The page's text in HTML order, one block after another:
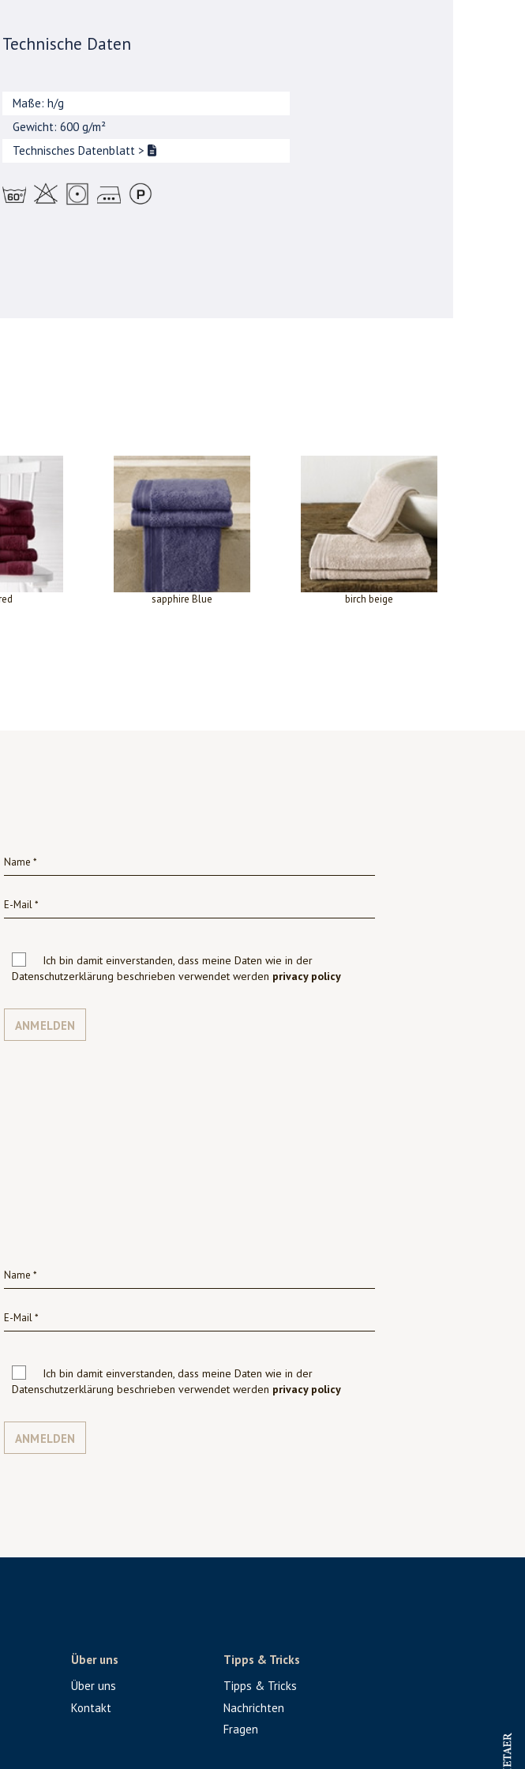
Technische Daten
Maße: h/g
Gewicht: 600 g/m²
Technisches Datenblatt >
sapphire Blue birch beige
Ich bin damit einverstanden, dass meine Daten wie in der
Datenschutzerklärung beschrieben verwendet werden privacy policy
ANMELDEN
Ich bin damit einverstanden, dass meine Daten wie in der
Datenschutzerklärung beschrieben verwendet werden privacy policy
ANMELDEN
Über uns
Über uns
Kontakt
Tipps & Tricks
Tipps & Tricks
Nachrichten
Fragen